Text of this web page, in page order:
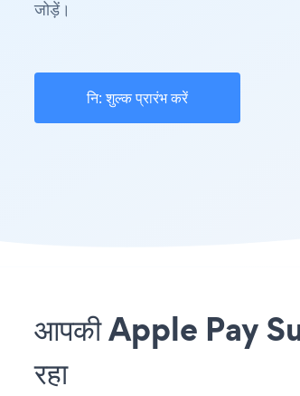
जोड़ें।
नि: शुल्क प्रारंभ करें
आपकी Apple Pay
रहा